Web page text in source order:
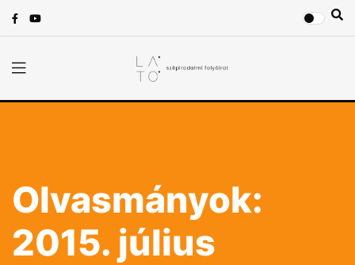
Olvasmányok:
2015. július